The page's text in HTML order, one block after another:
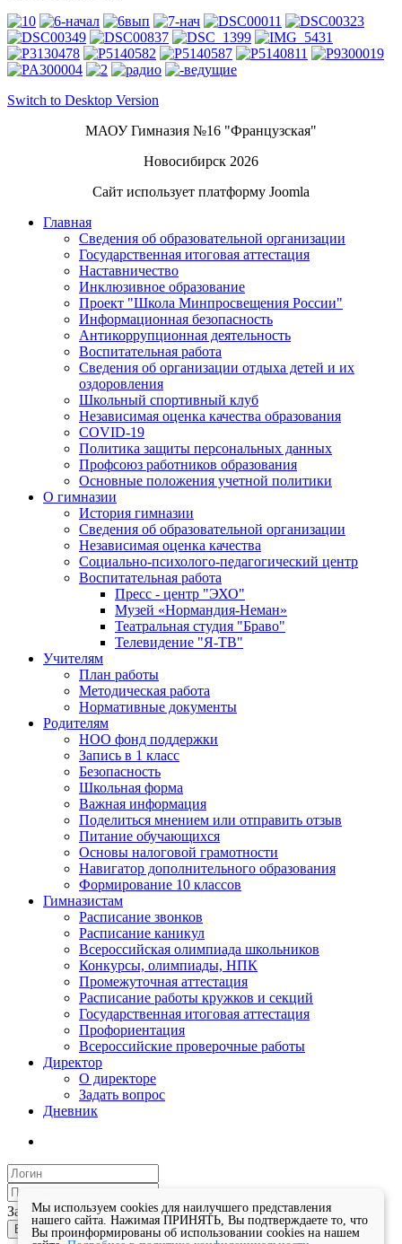
Switch to Desktop Version
МАОУ Гимназия №16 "Французская"
Новосибирск 2026
Сайт использует платформу Joomla
Главная
Сведения об образовательной организации
Государственная итоговая аттестация
Наставничество
Инклюзивное образование
Проект "Школа Минпросвещения России"
Информационная безопасность
Антикоррупционная деятельность
Воспитательная работа
Сведения об организации отдыха детей и их
оздоровления
Школьный спортивный клуб
Независимая оценка качества образования
COVID-19
Политика защиты персональных данных
Профсоюз работников образования
Основные положения учетной политики
О гимназии
История гимназии
Сведения об образовательной организации
Независимая оценка качества
Социально-психолого-педагогический центр
Воспитательная работа
Пресс - центр "ЭХО"
Музей «Нормандия-Неман»
Театральная студия "Браво"
Телевидение "Я-ТВ"
Учителям
План работы
Методическая работа
Нормативные документы
Родителям
НОО фонд поддержки
Запись в 1 класс
Безопасность
Школьная форма
Важная информация
Поделиться мнением или отправить отзыв
Питание обучающихся
Основы налоговой грамотности
Навигатор дополнительного образования
Формирование 10 классов
Гимназистам
Расписание звонков
Расписание каникул
Всероссийская олимпиада школьников
Конкурсы, олимпиады, НПК
Промежуточная аттестация
Расписание работы кружков и секций
Государственная итоговая аттестация
Профориентация
Всероссийские проверочные работы
Директор
О директоре
Задать вопрос
Дневник
Запомнить меня
Войти
Мы используем cookies для наилучшего представления
нашего сайта. Нажимая ПРИНЯТЬ, Вы подтверждаете то, что
Вы проинформированы об использовании cookies на нашем